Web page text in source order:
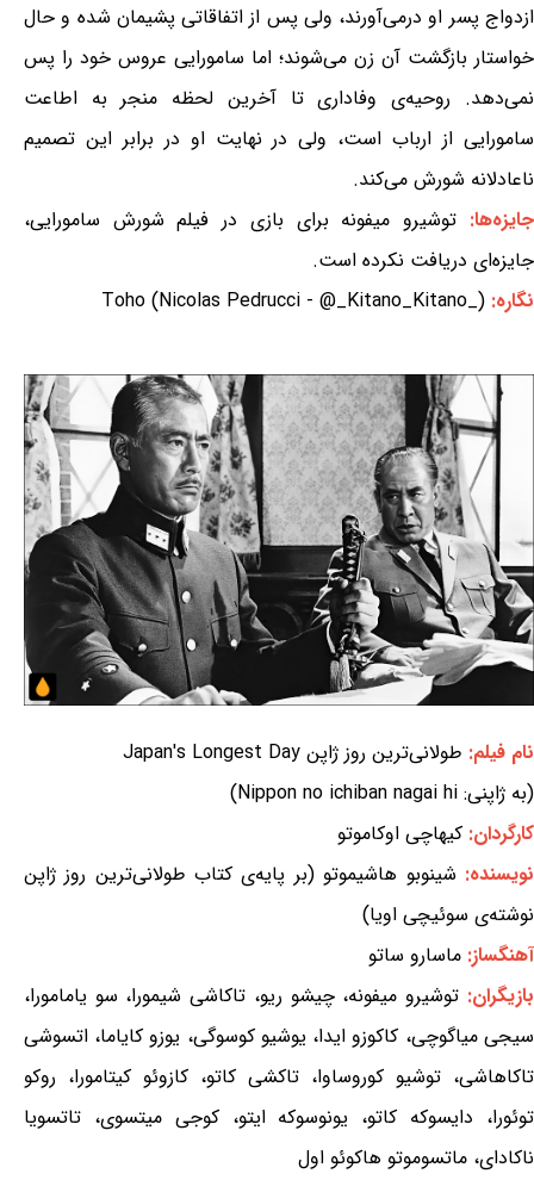
ازدواج پسر او درمی‌آورند، ولی پس از اتفاقاتی پشیمان شده و حال
خواستار بازگشت آن زن می‌شوند؛ اما سامورایی عروس خود را پس
نمی‌دهد. روحیه‌ی وفاداری تا آخرین لحظه منجر به اطاعت
سامورایی از ارباب است، ولی در نهایت او در برابر این تصمیم
ناعادلانه شورش می‌کند.
جایزه‌ها: توشیرو میفونه برای بازی در فیلم شورش سامورایی،
جایزه‌ای دریافت نکرده است.
نگاره: Toho (Nicolas Pedrucci - @_Kitano_Kitano_)
نام فیلم: طولانی‌ترین روز ژاپن Japan's Longest Day
(به ژاپنی: Nippon no ichiban nagai hi)
کارگردان: کیهاچی اوکاموتو
نویسنده: شینوبو هاشیموتو (بر پایه‌ی کتاب طولانی‌ترین روز ژاپن
نوشته‌ی سوئیچی اویا)
آهنگساز: ماسارو ساتو
بازیگران: توشیرو میفونه، چیشو ریو، تاکاشی شیمورا، سو یامامورا،
سیجی میاگوچی، کاکوزو ایدا، یوشیو کوسوگی، یوزو کایاما، اتسوشی
تاکاهاشی، توشیو کوروساوا، تاکشی کاتو، کازوئو کیتامورا، روکو
توئورا، دایسوکه کاتو، یونوسوکه ایتو، کوجی میتسوی، تاتسویا
ناکادای، ماتسوموتو هاکوئو اول